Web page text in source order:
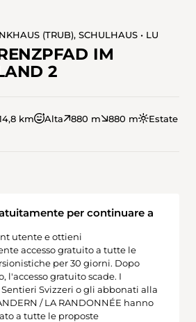
(TRUB), SCHULHAUS • LU
IM
2
km Alta 880 m 880 m
Estate
per continuare a
utente e ottieni
accesso gratuito a tutte le
per 30 giorni. Dopo
l'accesso gratuito scade. I
Svizzeri o gli abbonati alla
/ LA RANDONNÉE hanno
a tutte le proposte